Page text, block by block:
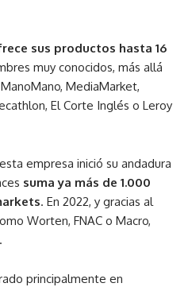
sus productos hasta 16
muy conocidos, más allá
MediaMarket,
El Corte Inglés o Leroy
empresa inició su andadura
suma ya más de 1.000
. En 2022, y gracias al
Worten, FNAC o Macro,
principalmente en